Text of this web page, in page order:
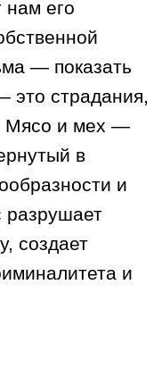
нам его
— показать
это страдания,
Мясо и мех —
в
и
разрушает
создает
и